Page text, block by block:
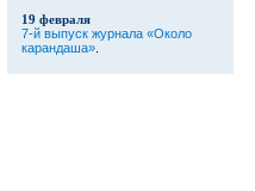
19 февраля
7-й выпуск журнала «Около
карандаша».